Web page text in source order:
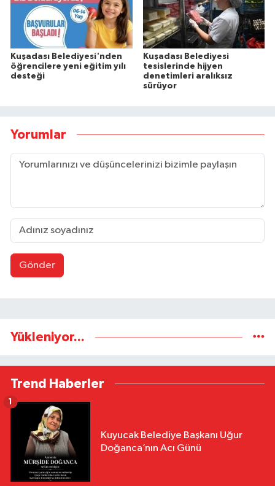
Kuşadası Belediyesi'nden
öğrencilere yeni eğitim yılı
desteği
Kuşadası Belediyesi
tesislerinde hijyen
denetimleri aralıksız
sürüyor
Yorumlar
Gönder
Yükleniyor...
Trend Haberler
Kuyucak Belediye Başkanı Uğur
Doğanca’nın Acı Günü
1